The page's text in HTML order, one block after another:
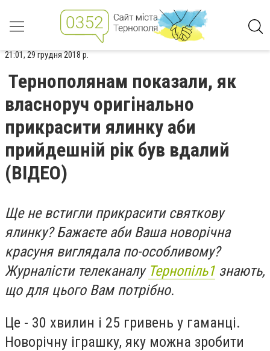
21:01, 29 грудня 2018 р.
Тернополянам показали, як
власноруч оригінально
прикрасити ялинку аби
прийдешній рік був вдалий
(ВІДЕО)
Ще не встигли прикрасити святкову
ялинку? Бажаєте аби Ваша новорічна
красуня виглядала по-особливому?
Журналісти телеканалу Тернопіль1 знають,
що для цього Вам потрібно.
Це - 30 хвилин і 25 гривень у гаманці.
Новорічну іграшку, яку можна зробити